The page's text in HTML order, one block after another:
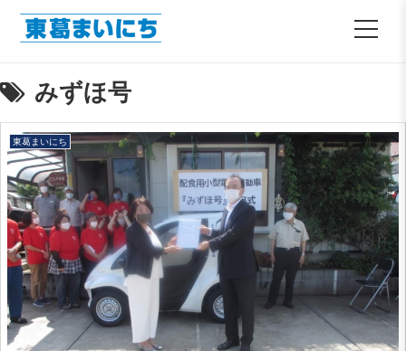
みずほ号
東葛まいにち